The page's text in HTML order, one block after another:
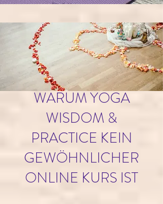
WARUMYOGA
WISDOM &
PRACTICE KEIN
GEWÖHNLICHER
ONLINE KURS IST